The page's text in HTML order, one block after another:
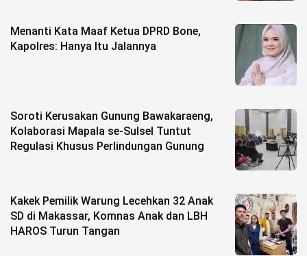
Menanti Kata Maaf Ketua DPRD Bone,
Kapolres: Hanya Itu Jalannya
Soroti Kerusakan Gunung Bawakaraeng,
Kolaborasi Mapala se-Sulsel Tuntut
Regulasi Khusus Perlindungan Gunung
Kakek Pemilik Warung Lecehkan 32 Anak
SD di Makassar, Komnas Anak dan LBH
HAROS Turun Tangan